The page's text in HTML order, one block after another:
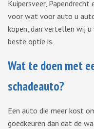
Kuipersveer,
voor wat voor auto u
kopen, dan vertellen wij
beste optie is.
Wat te doen met
schadeauto?
Een auto die meer kost
goedkeuren dan dat de